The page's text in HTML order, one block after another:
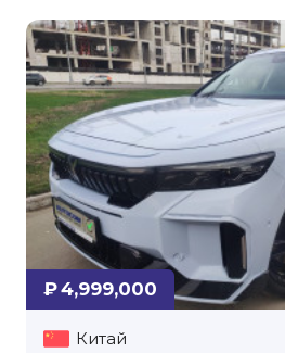
₽ 4,999,000
Китай